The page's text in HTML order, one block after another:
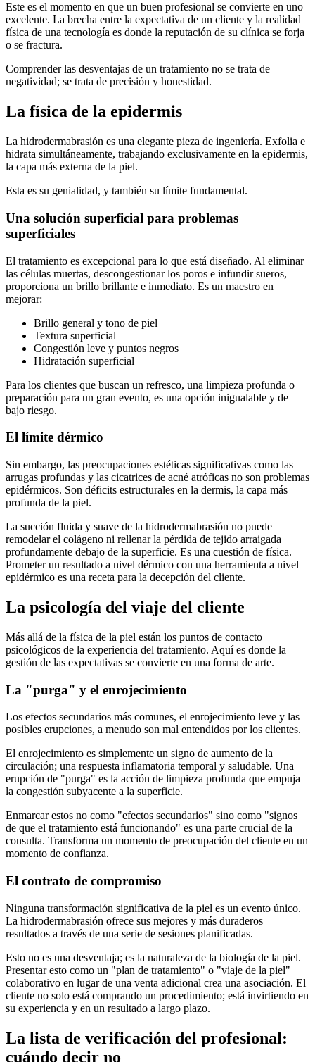
Este es el momento en que un buen profesional se convierte en uno
excelente. La brecha entre la expectativa de un cliente y la realidad
física de una tecnología es donde la reputación de su clínica se forja
o se fractura.
Comprender las desventajas de un tratamiento no se trata de
negatividad; se trata de precisión y honestidad.
La física de la epidermis
La hidrodermabrasión es una elegante pieza de ingeniería. Exfolia e
hidrata simultáneamente, trabajando exclusivamente en la epidermis,
la capa más externa de la piel.
Esta es su genialidad, y también su límite fundamental.
Una solución superficial para problemas
superficiales
El tratamiento es excepcional para lo que está diseñado. Al eliminar
las células muertas, descongestionar los poros e infundir sueros,
proporciona un brillo brillante e inmediato. Es un maestro en
mejorar:
Brillo general y tono de piel
Textura superficial
Congestión leve y puntos negros
Hidratación superficial
Para los clientes que buscan un refresco, una limpieza profunda o
preparación para un gran evento, es una opción inigualable y de
bajo riesgo.
El límite dérmico
Sin embargo, las preocupaciones estéticas significativas como las
arrugas profundas y las cicatrices de acné atróficas no son problemas
epidérmicos. Son déficits estructurales en la dermis, la capa más
profunda de la piel.
La succión fluida y suave de la hidrodermabrasión no puede
remodelar el colágeno ni rellenar la pérdida de tejido arraigada
profundamente debajo de la superficie. Es una cuestión de física.
Prometer un resultado a nivel dérmico con una herramienta a nivel
epidérmico es una receta para la decepción del cliente.
La psicología del viaje del cliente
Más allá de la física de la piel están los puntos de contacto
psicológicos de la experiencia del tratamiento. Aquí es donde la
gestión de las expectativas se convierte en una forma de arte.
La "purga" y el enrojecimiento
Los efectos secundarios más comunes, el enrojecimiento leve y las
posibles erupciones, a menudo son mal entendidos por los clientes.
El enrojecimiento es simplemente un signo de aumento de la
circulación; una respuesta inflamatoria temporal y saludable. Una
erupción de "purga" es la acción de limpieza profunda que empuja
la congestión subyacente a la superficie.
Enmarcar estos no como "efectos secundarios" sino como "signos
de que el tratamiento está funcionando" es una parte crucial de la
consulta. Transforma un momento de preocupación del cliente en un
momento de confianza.
El contrato de compromiso
Ninguna transformación significativa de la piel es un evento único.
La hidrodermabrasión ofrece sus mejores y más duraderos
resultados a través de una serie de sesiones planificadas.
Esto no es una desventaja; es la naturaleza de la biología de la piel.
Presentar esto como un "plan de tratamiento" o "viaje de la piel"
colaborativo en lugar de una venta adicional crea una asociación. El
cliente no solo está comprando un procedimiento; está invirtiendo en
su experiencia y en un resultado a largo plazo.
La lista de verificación del profesional:
cuándo decir no